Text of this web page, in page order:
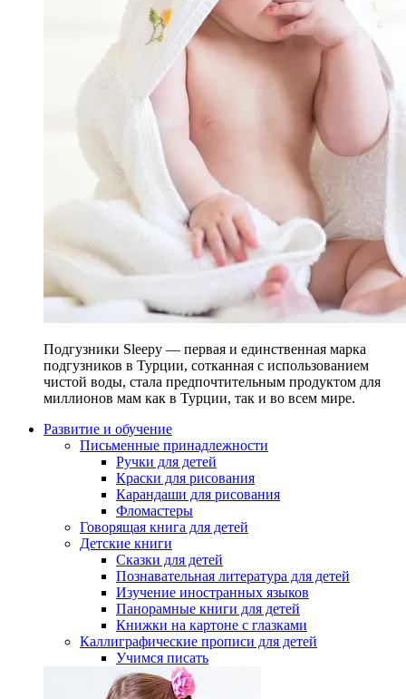
Подгузники Sleepy — первая и единственная марка
подгузников в Турции, сотканная с использованием
чистой воды, стала предпочтительным продуктом для
миллионов мам как в Турции, так и во всем мире.
Развитие и обучение
Письменные принадлежности
Ручки для детей
Краски для рисования
Карандаши для рисования
Фломастеры
Говорящая книга для детей
Детские книги
Сказки для детей
Познавательная литература для детей
Изучение иностранных языков
Панорамные книги для детей
Книжки на картоне с глазками
Каллиграфические прописи для детей
Учимся писать